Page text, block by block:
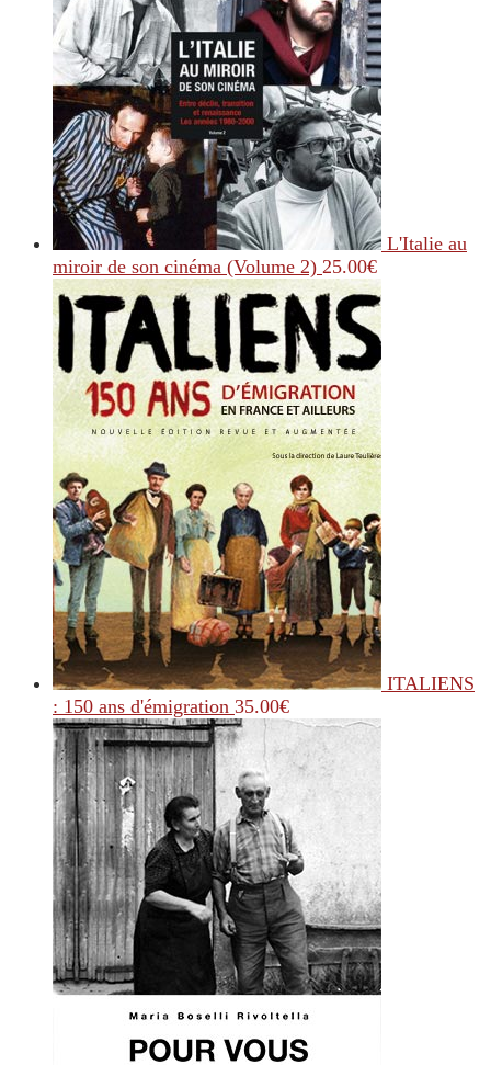
L'Italie au
miroir de son cinéma (Volume 2) 25.00€
ITALIENS
: 150 ans d'émigration 35.00€